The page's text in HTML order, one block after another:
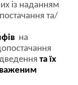
із наданням
та/
на
та їх